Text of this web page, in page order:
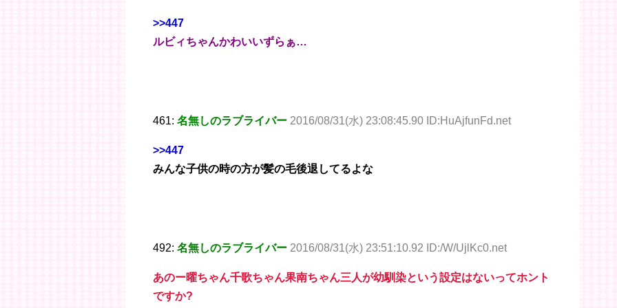
>>447
ルビィちゃんかわいいずらぁ…
461: 名無しのラブライバー 2016/08/31(水) 23:08:45.90 ID:HuAjfunFd.net
>>447
みんな子供の時の方が髪の毛後退してるよな
492: 名無しのラブライバー 2016/08/31(水) 23:51:10.92 ID:/W/UjlKc0.net
あのー曜ちゃん千歌ちゃん果南ちゃん三人が幼馴染という設定はないってホント
ですか?